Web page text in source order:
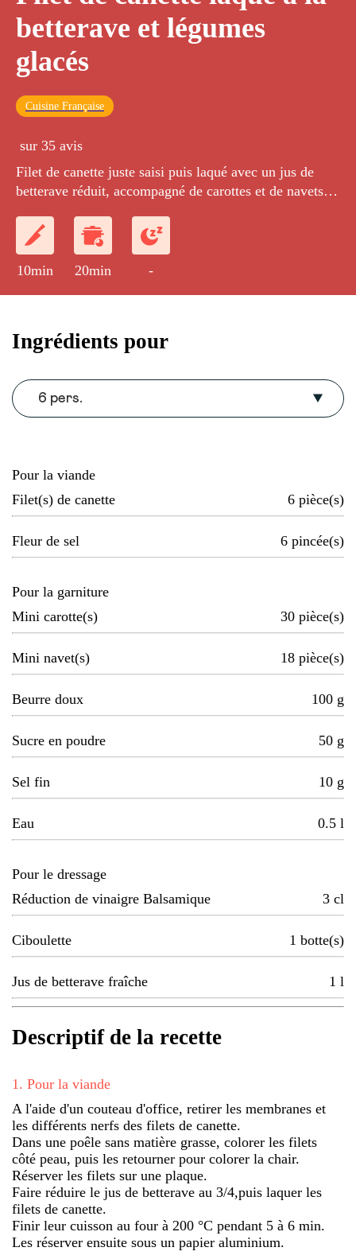
betterave et légumes
glacés
Cuisine Française
sur 35 avis
Filet de canette juste saisi puis laqué avec un jus de
betterave réduit, accompagné de carottes et de navets
10min 20min -
Ingrédients pour
6 pers.
Pour la viande
Filet(s) de canette
6 pièce(s)
Fleur de sel 6 pincée(s)
Pour la garniture
Mini carotte(s)
30 pièce(s)
Mini navet(s) 18 pièce(s)
Beurre doux 100 g
Sucre en poudre 50 g
Sel fin 10 g
Eau 0.5 l
Pour le dressage
Réduction de vinaigre Balsamique
3 cl
Ciboulette 1 botte(s)
Jus de betterave fraîche 1 l
Descriptif de la recette
1 . Pour la viande
A l'aide d'un couteau d'office, retirer les membranes et
les différents nerfs des filets de canette.
Dans une poêle sans matière grasse, colorer les filets
côté peau, puis les retourner pour colorer la chair.
Réserver les filets sur une plaque.
Faire réduire le jus de betterave au 3/4,puis laquer les
filets de canette.
Finir leur cuisson au four à 200 °C pendant 5 à 6 min.
Les réserver ensuite sous un papier aluminium.